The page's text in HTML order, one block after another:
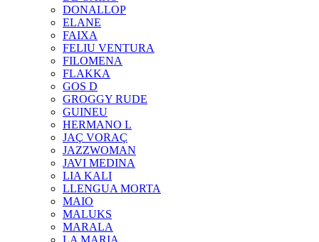
DONALLOP
ELANE
FAIXA
FELIU VENTURA
FILOMENA
FLAKKA
GOS D
GROGGY RUDE
GUINEU
HERMANO L
JAÇ VORAÇ
JAZZWOMAN
JAVI MEDINA
LIA KALI
LLENGUA MORTA
MAIO
MALUKS
MARALA
LA MARIA